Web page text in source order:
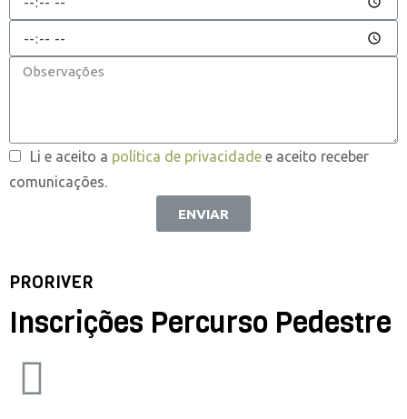
Li e aceito a política de privacidade e aceito receber
comunicações.
ENVIAR
PRORIVER
Inscrições Percurso Pedestre